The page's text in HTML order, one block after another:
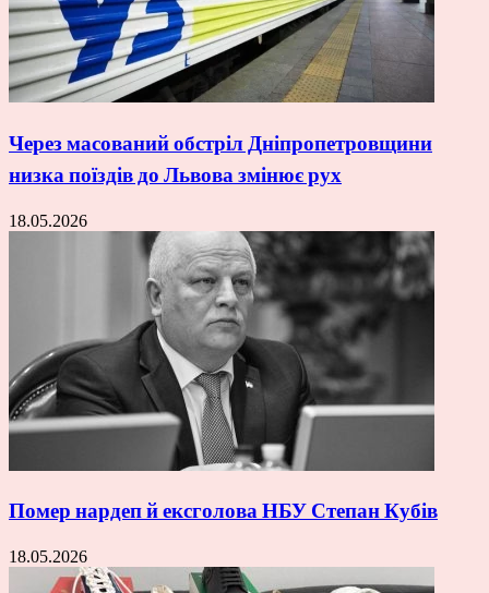
Через масований обстріл Дніпропетровщини
низка поїздів до Львова змінює рух
18.05.2026
Помер нардеп й ексголова НБУ Степан Кубів
18.05.2026